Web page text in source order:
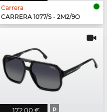
Carrera
CARRERA 1077/S - 2M2/9O
172,00 € P